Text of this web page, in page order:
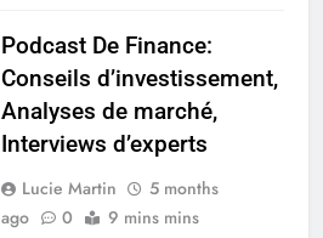
Podcast De Finance:
Conseils d’investissement,
Analyses de marché,
Interviews d’experts
Lucie Martin
5 months
ago
0 9 mins mins